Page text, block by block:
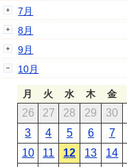
7月
8月
9月
10月
月 火 水 木 金
26 27 28 29 30
3
4 5 6 7
10
11 12 13 14